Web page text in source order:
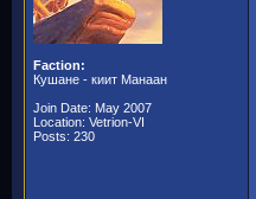
Faction:
Кушане - киит Манаан
Join Date: May 2007
Location: Vetrion-VI
Posts: 230